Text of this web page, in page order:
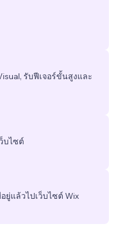
รับฟีเจอร์ขั้นสูงและ
บไซต์
ยู่แล้วไปเว็บไซต์ Wix